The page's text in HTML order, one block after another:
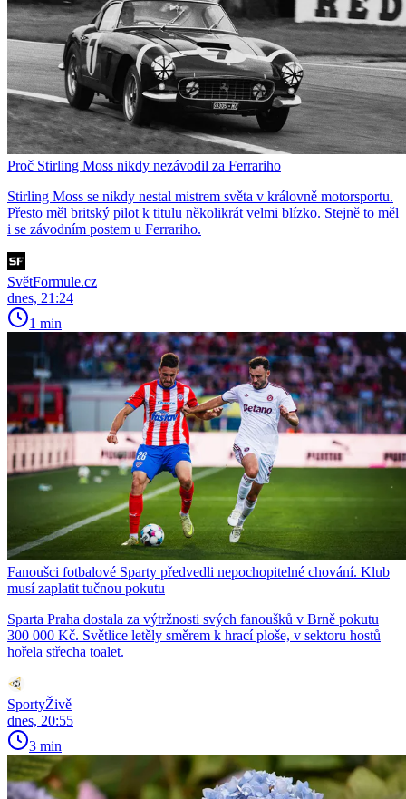
Proč Stirling Moss nikdy nezávodil za Ferrariho
Stirling Moss se nikdy nestal mistrem světa v královně motorsportu.
Přesto měl britský pilot k titulu několikrát velmi blízko. Stejně to měl
i se závodním postem u Ferrariho.
SvětFormule.cz
dnes, 21:24
1 min
Fanoušci fotbalové Sparty předvedli nepochopitelné chování. Klub
musí zaplatit tučnou pokutu
Sparta Praha dostala za výtržnosti svých fanoušků v Brně pokutu
300 000 Kč. Světlice letěly směrem k hrací ploše, v sektoru hostů
hořela střecha toalet.
SportyŽivě
dnes, 20:55
3 min